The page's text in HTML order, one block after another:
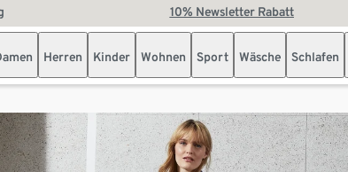
10% Newsletter Rabatt
Herren Kinder Wohnen Sport Wäsche Schlafen